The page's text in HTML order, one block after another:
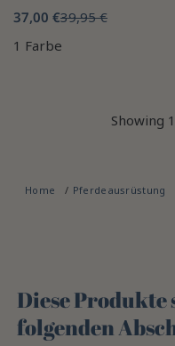
37,00 €39,95 €
1 Farbe
Showing
Home Pferdeausrüstung
Diese Produkte
folgenden